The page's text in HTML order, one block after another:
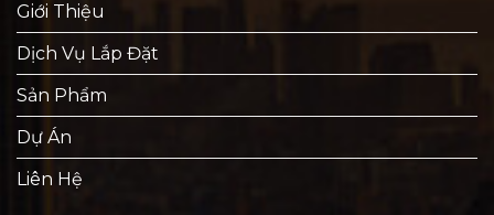
Giới Thiệu
Dịch Vụ Lắp Đặt
Sản Phẩm
Dự Án
Liên Hệ